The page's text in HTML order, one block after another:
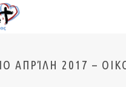
ΑΠΡΊΛΗ 2017 –